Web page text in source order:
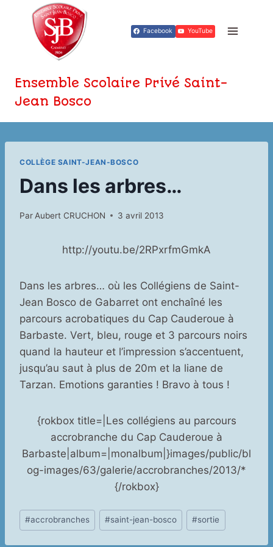
contenu
Facebook YouTube
Ensemble Scolaire Privé Saint-
Jean Bosco
COLLÈGE SAINT-JEAN-BOSCO
Dans les arbres…
Par Aubert CRUCHON 3 avril 2013
http://youtu.be/2RPxrfmGmkA
Dans les arbres… où les Collégiens de Saint-
Jean Bosco de Gabarret ont enchaîné les
parcours acrobatiques du Cap Cauderoue à
Barbaste. Vert, bleu, rouge et 3 parcours noirs
quand la hauteur et l’impression s’accentuent,
jusqu’au saut à plus de 20m et la liane de
Tarzan. Emotions garanties ! Bravo à tous !
{rokbox title=|Les collégiens au parcours
accrobranche du Cap Cauderoue à
Barbaste|album=|monalbum|}images/public/bl
og-images/63/galerie/accrobranches/2013/*
{/rokbox}
Étiquettes
de
#accrobranches #saint-jean-bosco #sortie